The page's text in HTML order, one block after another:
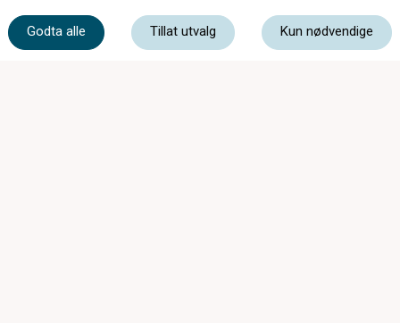
Godta alle Tillat utvalg Kun nødvendige